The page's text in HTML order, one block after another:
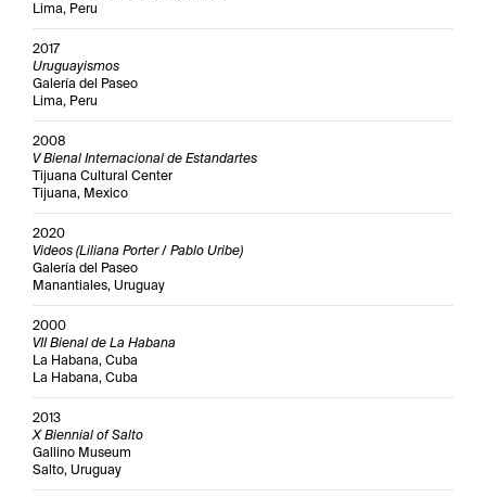
Lima, Peru
2017
Uruguayismos
Galería del Paseo
Lima, Peru
2008
V Bienal Internacional de Estandartes
Tijuana Cultural Center
Tijuana, Mexico
2020
Videos (Liliana Porter / Pablo Uribe)
Galería del Paseo
Manantiales, Uruguay
2000
VII Bienal de La Habana
La Habana, Cuba
La Habana, Cuba
2013
X Biennial of Salto
Gallino Museum
Salto, Uruguay